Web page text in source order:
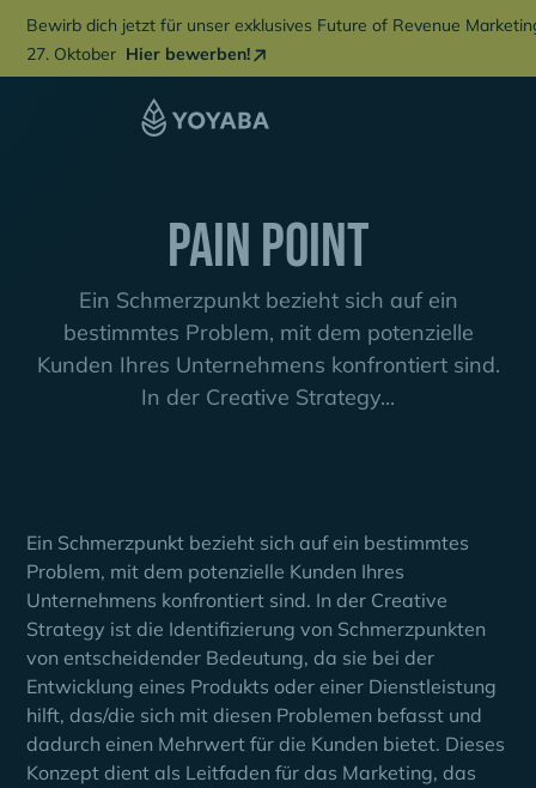
Bewirb dich jetzt für unser exklusives Future of Revenue
27. Oktober Hier bewerben!
Pain Point
Ein Schmerzpunkt bezieht sich auf ein
bestimmtes Problem, mit dem potenzielle
Kunden Ihres Unternehmens konfrontiert sind.
In der Creative Strategy...
Ein Schmerzpunkt bezieht sich auf ein bestimmtes
Problem, mit dem potenzielle Kunden Ihres
Unternehmens konfrontiert sind. In der Creative
Strategy ist die Identifizierung von Schmerzpunkten
von entscheidender Bedeutung, da sie bei der
Entwicklung eines Produkts oder einer Dienstleistung
hilft, das/die sich mit diesen Problemen befasst und
dadurch einen Mehrwert für die Kunden bietet. Dieses
Konzept dient als Leitfaden für das Marketing, das